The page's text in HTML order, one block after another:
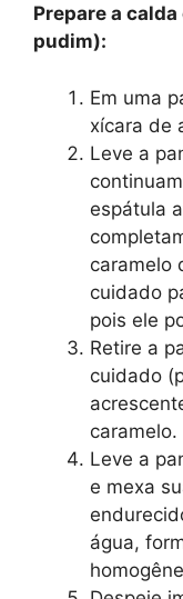
Prepare a
pudim):
Em uma
xícara de
Leve a
espátula
caramelo
cuidado
pois ele
Retire a
cuidado
caramelo.
Leve a
e mexa
água,